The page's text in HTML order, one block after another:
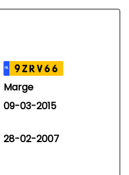
NL 9ZRV66
Marge
09-03-2015
28-02-2007